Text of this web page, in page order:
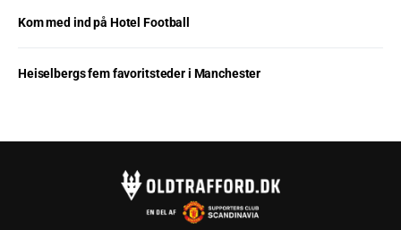
Kom med ind på Hotel Football
Heiselbergs fem favoritsteder i Manchester